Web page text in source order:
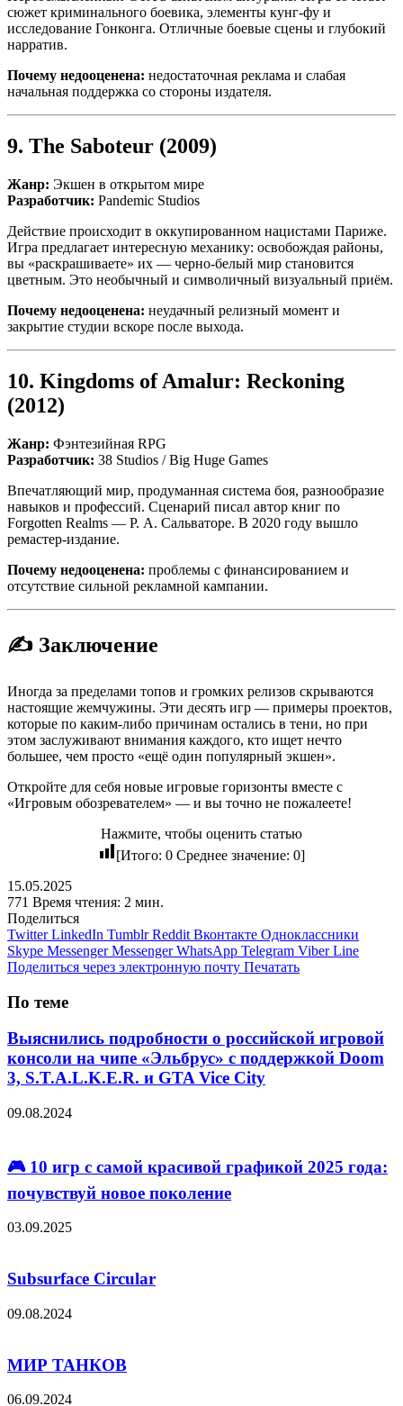
сюжет криминального боевика, элементы кунг-фу и
исследование Гонконга. Отличные боевые сцены и глубокий
нарратив.
Почему недооценена: недостаточная реклама и слабая
начальная поддержка со стороны издателя.
9. The Saboteur (2009)
Жанр: Экшен в открытом мире
Разработчик: Pandemic Studios
Действие происходит в оккупированном нацистами Париже.
Игра предлагает интересную механику: освобождая районы,
вы «раскрашиваете» их — черно-белый мир становится
цветным. Это необычный и символичный визуальный приём.
Почему недооценена: неудачный релизный момент и
закрытие студии вскоре после выхода.
10. Kingdoms of Amalur: Reckoning
(2012)
Жанр: Фэнтезийная RPG
Разработчик: 38 Studios / Big Huge Games
Впечатляющий мир, продуманная система боя, разнообразие
навыков и профессий. Сценарий писал автор книг по
Forgotten Realms — Р. А. Сальваторе. В 2020 году вышло
ремастер-издание.
Почему недооценена: проблемы с финансированием и
отсутствие сильной рекламной кампании.
✍️ Заключение
Иногда за пределами топов и громких релизов скрываются
настоящие жемчужины. Эти десять игр — примеры проектов,
которые по каким-либо причинам остались в тени, но при
этом заслуживают внимания каждого, кто ищет нечто
большее, чем просто «ещё один популярный экшен».
Откройте для себя новые игровые горизонты вместе с
«Игровым обозревателем» — и вы точно не пожалеете!
Нажмите, чтобы оценить статью
[Итого: 0 Среднее значение: 0]
15.05.2025
771 Время чтения: 2 мин.
Поделиться
Twitter LinkedIn Tumblr Reddit Вконтакте Одноклассники
Skype Messenger Messenger WhatsApp Telegram Viber Line
Поделиться через электронную почту Печатать
По теме
Выяснились подробности о российской игровой
консоли на чипе «Эльбрус» с поддержкой Doom
3, S.T.A.L.K.E.R. и GTA Vice City
09.08.2024
🎮 10 игр с самой красивой графикой 2025 года:
почувствуй новое поколение
03.09.2025
Subsurface Circular
09.08.2024
МИР ТАНКОВ
06.09.2024